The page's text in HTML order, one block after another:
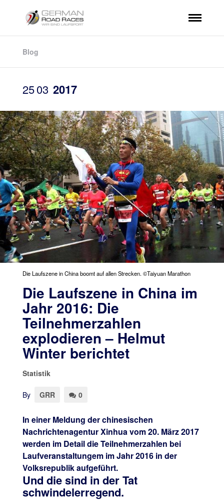
Blog
2503 2017
Die Laufszene in China boomt auf allen Strecken. ©Taiyuan Marathon
Die Laufszene in China im
Jahr 2016: Die
Teilnehmerzahlen
explodieren – Helmut
Winter berichtet
Statistik
By GRR 0
In einer Meldung der chinesischen
Nachrichtenagentur Xinhua vom 20. März 2017
werden im Detail die Teilnehmerzahlen bei
Laufveranstaltungem im Jahr 2016 in der
Volksrepublik aufgeführt.
Und die sind in der Tat
schwindelerregend.